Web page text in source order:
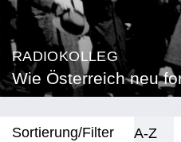
RADIOKOLLEG
Wie Österreich neu
Sortierung/Filter
A-Z